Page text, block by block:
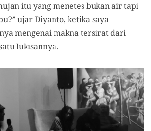
itu yang menetes bukan air tapi
ujar Diyanto, ketika saya
mengenai makna tersirat dari
lukisannya.